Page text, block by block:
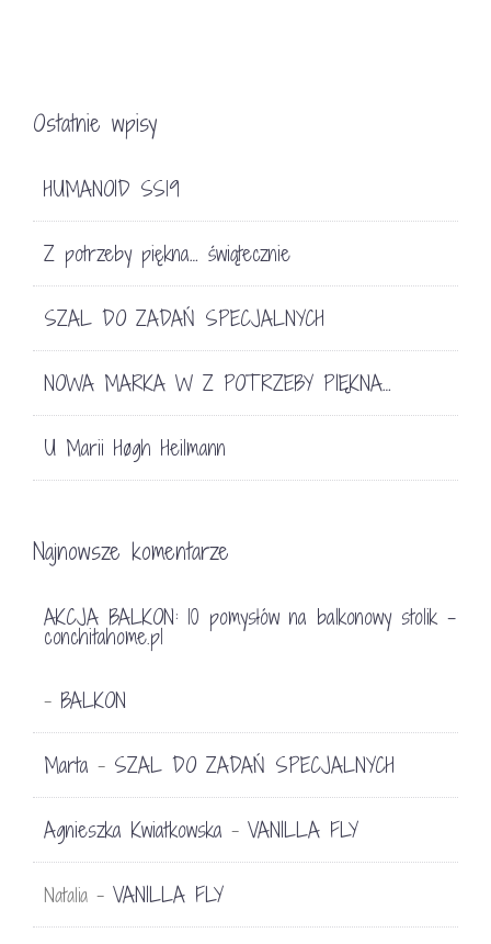
Ostatnie wpisy
HUMANOID SS19
Z potrzeby piękna… świątecznie
SZAL DO ZADAŃ SPECJALNYCH
NOWA MARKA W Z POTRZEBY PIĘKNA…
U Marii Høgh Heilmann
Najnowsze komentarze
AKCJA BALKON: 10 pomysłów na balkonowy stolik -
conchitahome.pl
- BALKON
Marta - SZAL DO ZADAŃ SPECJALNYCH
Agnieszka Kwiatkowska - VANILLA FLY
Natalia - VANILLA FLY